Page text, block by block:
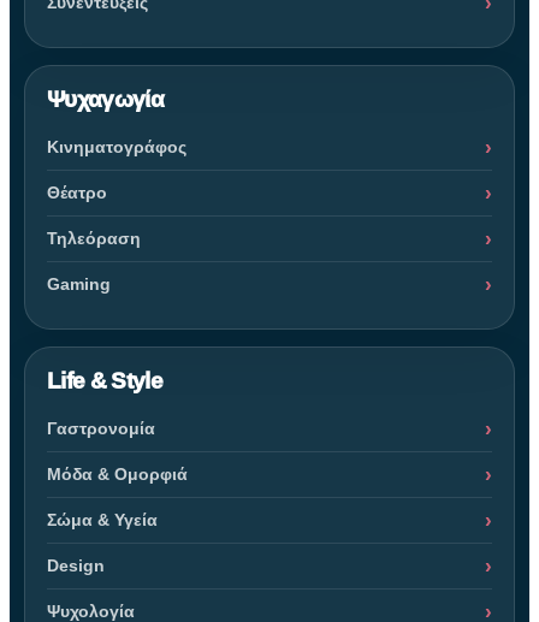
Ψυχαγωγία
Κινηματογράφος
Θέατρο
Τηλεόραση
Gaming
Life & Style
Γαστρονομία
Μόδα & Ομορφιά
Σώμα & Υγεία
Design
Ψυχολογία